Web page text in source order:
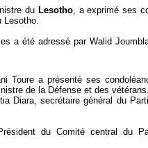
du Lesotho, a exprimé ses
Lesotho.
a été adressé par Walid
Toure a présenté ses
de la Défense et des
Diara, secrétaire général du
du Comité central du